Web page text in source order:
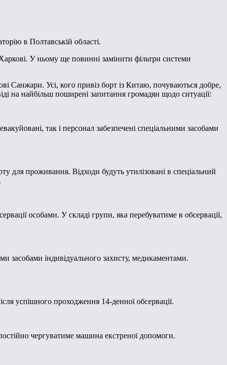
в Полтавській області.
У ньому ще повинні замінити фільтри системи
Санжари. Усі, кого привіз борт із Китаю, почуваються добре,
на найбільш поширені запитання громадян щодо ситуації:
так і персонал забезпечені спеціальними засобами
для проживання. Відходи будуть утилізовані в спеціальний
особами. У складі групи, яка перебуватиме в обсервації,
засобами індивідуального захисту, медикаментами.
успішного проходження 14-денної обсервації.
чергуватиме машина екстреної допомоги.